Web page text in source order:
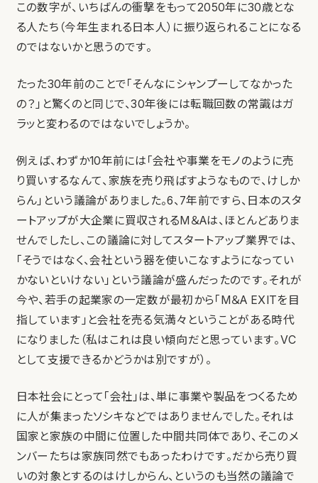
この数字が、いちばんの衝撃をもって2050年に30歳とな
る人たち（今年生まれる日本人）に振り返られることになる
のではないかと思うのです。
たった30年前のことで「そんなにシャンプーしてなかった
の？」と驚くのと同じで、30年後には転職回数の常識はガ
ラッと変わるのではないでしょうか。
例えば、わずか10年前には「会社や事業をモノのように売
り買いするなんて、家族を売り飛ばすようなもので、けしか
らん」という議論がありました。6、7年前ですら、日本のスタ
ートアップが大企業に買収されるM＆Aは、ほとんどありま
せんでしたし、この議論に対してスタートアップ業界では、
「そうではなく、会社という器を使いこなすようになってい
かないといけない」という議論が盛んだったのです。それが
今や、若手の起業家の一定数が最初から「M＆A EXITを目
指しています」と会社を売る気満々ということがある時代
になりました（私はこれは良い傾向だと思っています。VC
として支援できるかどうかは別ですが）。
日本社会にとって「会社」は、単に事業や製品をつくるため
に人が集まったソシキなどではありませんでした。それは
国家と家族の中間に位置した中間共同体であり、そこのメ
ンバーたちは家族同然でもあったわけです。だから売り買
いの対象とするのはけしからん、というのも当然の議論で